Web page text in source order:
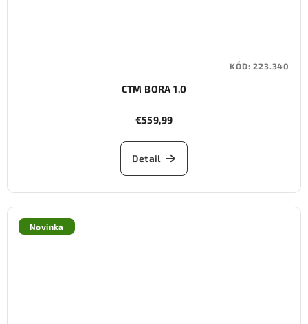
CTM BORA 1.0
€559,99
Detail
KÓD:223.340
Novinka